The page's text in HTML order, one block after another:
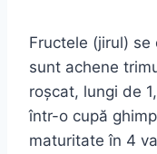
Fructele (jirul)
sunt achene
roşcat, lungi de
într-o cupă
maturitate în 4